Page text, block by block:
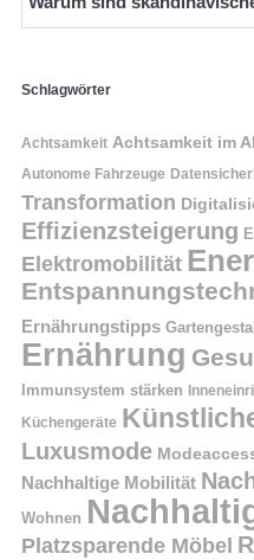
Schlagwörter
Achtsamkeit Achtsamkeit im
Autonome Fahrzeuge
Transformation
Effizienzsteigerung
Elektromobilität
Ernährungstipps
Ernährung
Immunsystem stärken
Küchengeräte
Luxusmode
Nachhaltige Mobilität
Wohnen
Platzsparende Möbel